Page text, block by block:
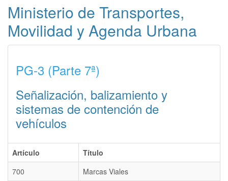
Ministerio de Transportes,
Movilidad y Agenda Urbana
PG-3 (Parte 7ª)
Señalización, balizamiento y
sistemas de contención de
vehículos
Artículo
Título
700
Marcas Viales